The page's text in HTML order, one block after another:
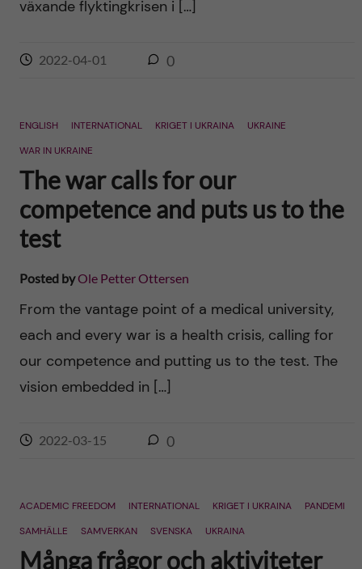
växande flyktingkrisen i […]
2022-04-01 0
ENGLISH INTERNATIONAL KRIGET I UKRAINA
UKRAINE
WAR IN UKRAINE
The war calls for our
competence and puts us to the
test
Posted byOle Petter Ottersen
From the vantage point of a medical university,
each and every war is a health crisis, calling for
our competence and putting us to the test. The
vision embedded in […]
2022-03-15 0
ACADEMIC FREEDOM INTERNATIONAL KRIGET I UKRAINA
PANDEMI
SAMHÄLLE
SAMVERKAN SVENSKA UKRAINA
Många frågor och aktiviteter